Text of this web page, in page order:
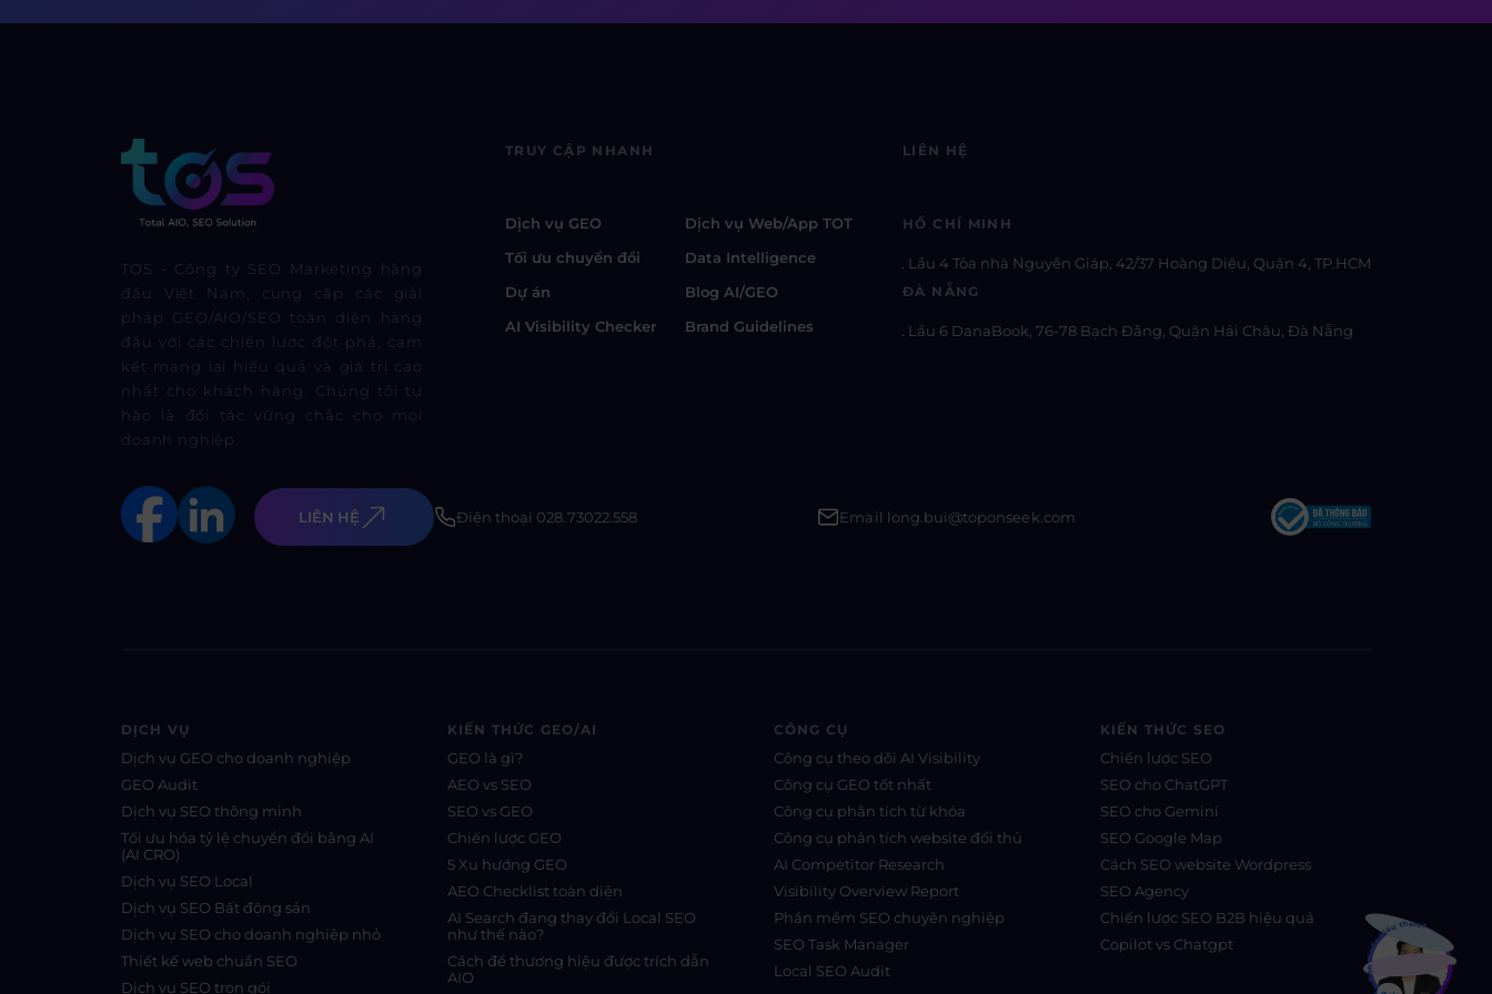
TOS - Công ty SEO Marketing hàng
đầu Việt Nam, cung cấp các giải
pháp GEO/AIO/SEO toàn diện hàng
đầu với các chiến lược đột phá, cam
kết mang lại hiệu quả và giá trị cao
nhất cho khách hàng. Chúng tôi tự
hào là đối tác vững chắc cho mọi
doanh nghiệp.
TRUY CẬP NHANH
Dịch vụ GEO
Dịch vụ Web/App TOT
Tối ưu chuyển đổi
Data Intelligence
Dự án
Blog AI/GEO
AI Visibility Checker
Brand Guidelines
LIÊN HỆ
HỒ CHÍ MINH
Lầu 4 Tòa nhà Nguyên Giáp, 42/37 Hoàng Diệu, Quận 4, TP.HCM
ĐÀ NẴNG
Lầu 6 DanaBook, 76-78 Bạch Đằng, Quận Hải Châu, Đà Nẵng
LIÊN HỆ Điện thoại 028.73022.558 Email long.bui@toponseek.com
DỊCH VỤ
Dịch vụ GEO cho doanh nghiệp
GEO Audit
Dịch vụ SEO thông minh
Tối ưu hóa tỷ lệ chuyển đổi bằng AI
(AI CRO)
Dịch vụ SEO Local
Dịch vụ SEO Bất động sản
Dịch vụ SEO cho doanh nghiệp nhỏ
Thiết kế web chuẩn SEO
Dịch vụ SEO trọn gói
KIẾN THỨC GEO/AI
GEO là gì?
AEO vs SEO
SEO vs GEO
Chiến lược GEO
5 Xu hướng GEO
AEO Checklist toàn diện
AI Search đang thay đổi Local SEO
như thế nào?
Cách để thương hiệu được trích dẫn
AIO
CÔNG CỤ
Công cụ theo dõi AI Visibility
Công cụ GEO tốt nhất
Công cụ phân tích từ khóa
Công cụ phân tích website đối thủ
AI Competitor Research
Visibility Overview Report
Phần mềm SEO chuyên nghiệp
SEO Task Manager
Local SEO Audit
KIẾN THỨC SEO
Chiến lược SEO
SEO cho ChatGPT
SEO cho Gemini
SEO Google Map
Cách SEO website Wordpress
SEO Agency
Chiến lược SEO B2B hiệu quả
Copilot vs Chatgpt
Bạn muốn hiểu thêm?